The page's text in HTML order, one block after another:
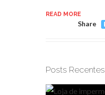
READ MORE
Share
Posts Recentes